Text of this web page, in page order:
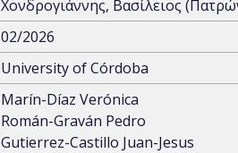
Χονδρογιάννης, Βασίλειος
02/2026
University of Córdoba
Marín-Díaz Verónica
Román-Graván Pedro
Gutierrez-Castillo Juan-Jesus